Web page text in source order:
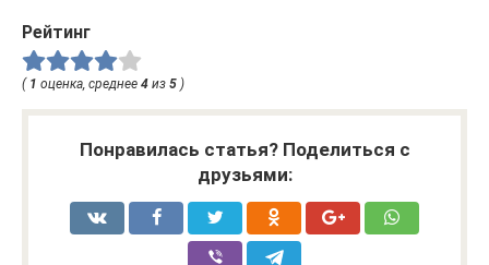
Рейтинг
( 1 оценка, среднее 4 из 5 )
Понравилась статья? Поделиться с
друзьями: